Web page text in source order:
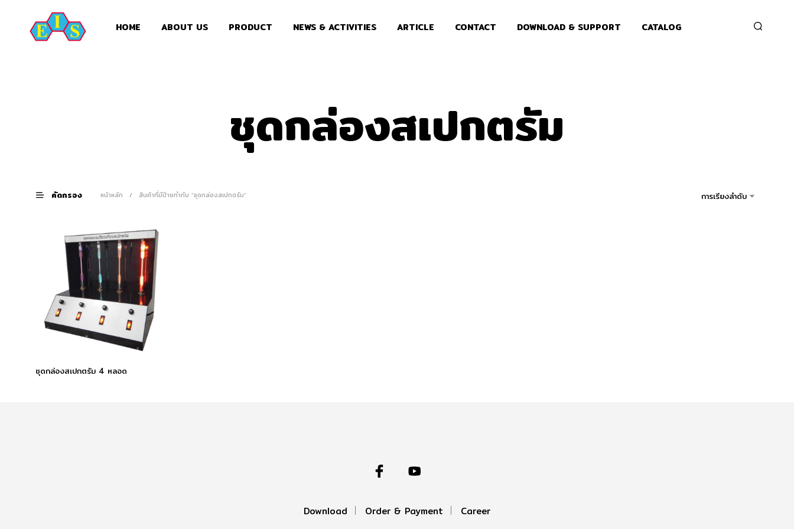
HOME ABOUT US PRODUCT NEWS & ACTIVITIES ARTICLE CONTACT DOWNLOAD & SUPPORT CATALOG
ชุดกล่องสเปกตรัม
คัดกรอง หน้าหลัก / สินค้าที่มีป้ายกำกับ “ชุดกล่องสเปกตรัม” การเรียงลำดับ
ชุดกล่องสเปกตรัม 4 หลอด
Download Order & Payment Career